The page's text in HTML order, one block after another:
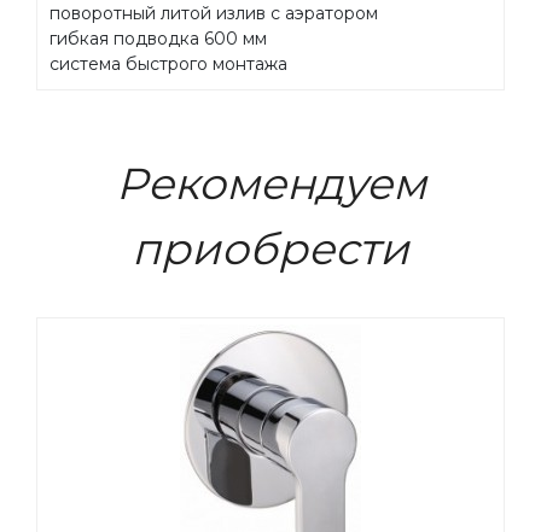
поворотный литой излив с аэратором
гибкая подводка 600 мм
система быстрого монтажа
Рекомендуем
приобрести